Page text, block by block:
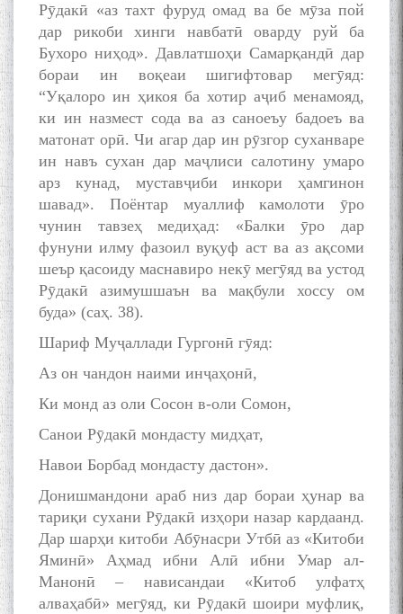
Рӯдакӣ «аз тахт фуруд омад ва бе мӯза пой
дар рикоби хинги навбатӣ оварду руй ба
Бухоро ниҳод». Давлатшоҳи Самарқандӣ дар
бораи ин воқеаи шигифтовар мегӯяд:
“Уқалоро ин ҳикоя ба хотир аҷиб менамояд,
ки ин назмест сода ва аз саноеъу бадоеъ ва
матонат орӣ. Чи агар дар ин рӯзгор суханваре
ин навъ сухан дар маҷлиси салотину умаро
арз кунад, муставҷиби инкори ҳамгинон
шавад». Поёнтар муаллиф камолоти ӯро
чунин тавзеҳ медиҳад: «Балки ӯро дар
фунуни илму фазоил вуқуф аст ва аз ақсоми
шеър қасоиду маснавиро некӯ мегӯяд ва устод
Рӯдакӣ азимушшаън ва мақбули хоссу ом
буда» (саҳ. 38).
Шариф Муҷаллади Гургонӣ гӯяд:
Аз он чандон наими инҷаҳонӣ,
Ки монд аз оли Сосон в-оли Сомон,
Санои Рӯдакӣ мондасту мидҳат,
Навои Борбад мондасту дастон».
Донишмандони араб низ дар бораи ҳунар ва
тариқи сухани Рӯдакӣ изҳори назар кардаанд.
Дар шарҳи китоби Абӯнасри Утбӣ аз «Китоби
Яминӣ» Аҳмад ибни Алӣ ибни Умар ал-
Манонӣ – нависандаи «Китоб улфатҳ
алваҳабӣ» мегӯяд, ки Рӯдакӣ шоири муфлиқ,